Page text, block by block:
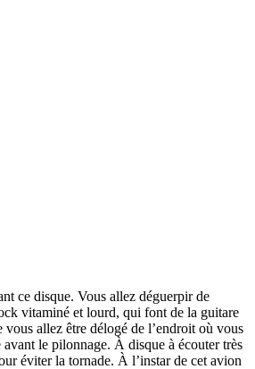
ce disque. Vous allez déguerpir de
vitaminé et lourd, qui font de la guitare
allez être délogé de l’endroit où vous
le pilonnage. À disque à écouter très
éviter la tornade. À l’instar de cet avion